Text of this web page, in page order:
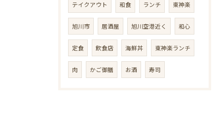
テイクアウト 和食 ランチ 東神楽
旭川市 居酒屋 旭川空港近く 和心
定食 飲食店 海鮮丼 東神楽ランチ
肉 かご御膳 お酒 寿司